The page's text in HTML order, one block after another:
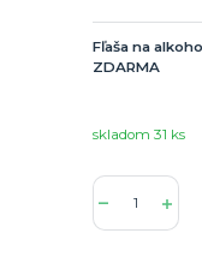
Fľaša na
ZDARMA
skladom 31 ks